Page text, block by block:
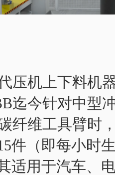
压机上下料机
迄今针对中型
纤维工具臂时
件（即每小时
适用于汽车、